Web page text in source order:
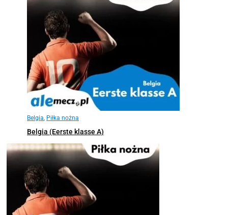
Belgia Piłka nożna
Belgia (Eerste klasse A)